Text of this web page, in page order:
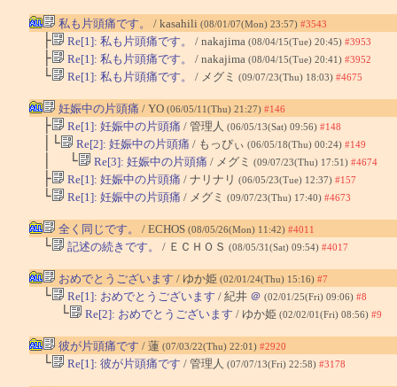
私も片頭痛です。 / kasahili (08/01/07(Mon) 23:57) #3543
├ Re[1]: 私も片頭痛です。 / nakajima (08/04/15(Tue) 20:45) #3953
├ Re[1]: 私も片頭痛です。 / nakajima (08/04/15(Tue) 20:41) #3952
└ Re[1]: 私も片頭痛です。 / メグミ (09/07/23(Thu) 18:03) #4675
妊娠中の片頭痛 / YO (06/05/11(Thu) 21:27) #146
├ Re[1]: 妊娠中の片頭痛 / 管理人 (06/05/13(Sat) 09:56) #148
│└ Re[2]: 妊娠中の片頭痛 / もっぴぃ (06/05/18(Thu) 00:24) #149
│ └ Re[3]: 妊娠中の片頭痛 / メグミ (09/07/23(Thu) 17:51) #4674
├ Re[1]: 妊娠中の片頭痛 / ナリナリ (06/05/23(Tue) 12:37) #157
└ Re[1]: 妊娠中の片頭痛 / メグミ (09/07/23(Thu) 17:40) #4673
全く同じです。 / ECHOS (08/05/26(Mon) 11:42) #4011
└ 記述の続きです。 / ＥＣＨＯＳ (08/05/31(Sat) 09:54) #4017
おめでとうございます / ゆか姫 (02/01/24(Thu) 15:16) #7
└ Re[1]: おめでとうございます / 紀井 ＠ (02/01/25(Fri) 09:06) #8
└ Re[2]: おめでとうございます / ゆか姫 (02/02/01(Fri) 08:56) #9
彼が片頭痛です / 蓮 (07/03/22(Thu) 22:01) #2920
└ Re[1]: 彼が片頭痛です / 管理人 (07/07/13(Fri) 22:58) #3178